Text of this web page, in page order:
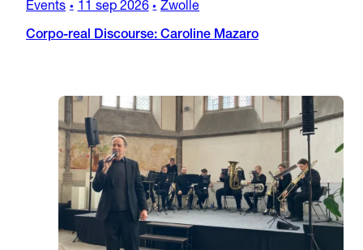
Events • 11 sep 2026 • Zwolle
Corpo-real Discourse: Caroline Mazaro